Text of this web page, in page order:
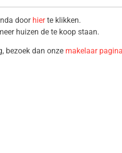
door hierte klikken.
huizen de te koop staan.
bezoek dan onze makelaar